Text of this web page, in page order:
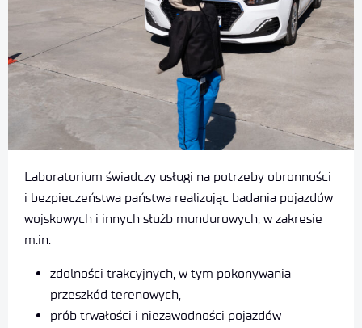
Laboratorium świadczy usługi na potrzeby obronności
i bezpieczeństwa państwa realizując badania pojazdów
wojskowych i innych służb mundurowych, w zakresie
m.in:
zdolności trakcyjnych, w tym pokonywania
przeszkód terenowych,
prób trwałości i niezawodności pojazdów